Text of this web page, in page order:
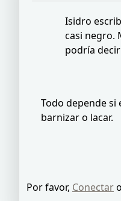
Isidro
casi negro.
podría
Todo depende si
barnizar o lacar.
Por favor, Conectaro